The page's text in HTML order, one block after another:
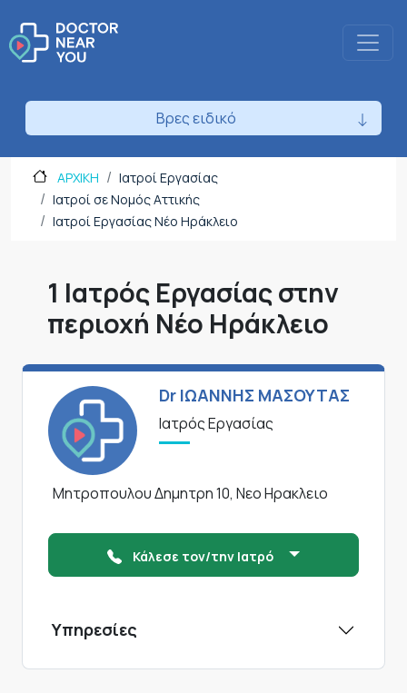
Βρες ειδικό
ΑΡΧΙΚΗ
Ιατροί Εργασίας
Ιατροί σε Νομός Αττικής
Ιατροί Εργασίας Νέο Ηράκλειο
1 Ιατρός Εργασίας στην
περιοχή Νέο Ηράκλειο
Dr ΙΩΑΝΝΗΣ ΜΑΣΟΥΤΑΣ
Ιατρός Εργασίας
Μητροπουλου Δημητρη 10, Νεο Ηρακλειο
Κάλεσε τον/την Ιατρό
Υπηρεσίες